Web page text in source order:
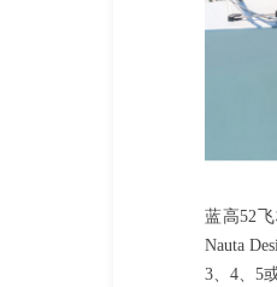
蓝高52
Nauta
3、4、5